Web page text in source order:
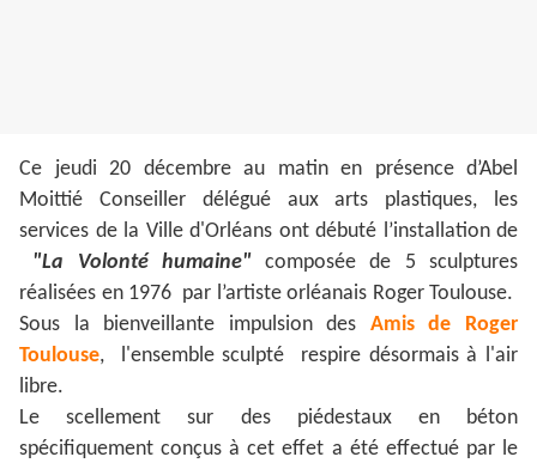
Ce jeudi 20 décembre au matin en présence d’Abel
Moittié Conseiller délégué aux arts plastiques, les
services de la Ville d'Orléans ont débuté l’installation de
"La Volonté humaine"composée de 5 sculptures
réalisées en 1976 par l’artiste orléanais Roger Toulouse.
Sous la bienveillante impulsion des Amis de Roger
Toulouse, l'ensemble sculpté respire désormais à l'air
libre.
Le scellement sur des piédestaux en béton
spécifiquement conçus à cet effet a été effectué par le